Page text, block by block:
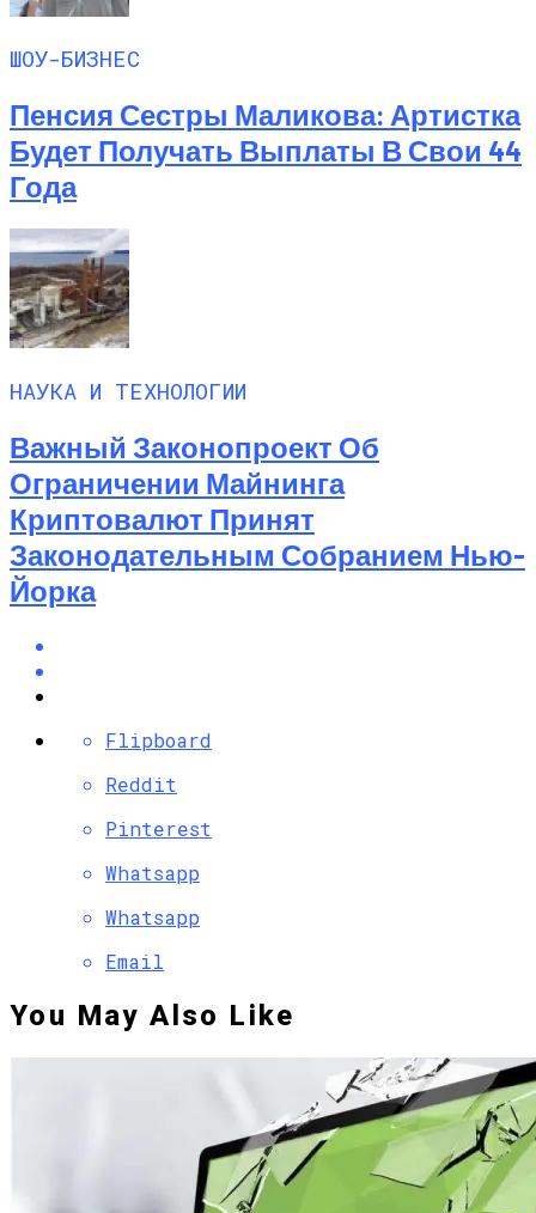
ШОУ-БИЗНЕС
Пенсия Сестры Маликова: Артистка
Будет Получать Выплаты В Свои 44
Года
НАУКА И ТЕХНОЛОГИИ
Важный Законопроект Об
Ограничении Майнинга
Криптовалют Принят
Законодательным Собранием Нью-
Йорка
Flipboard
Reddit
Pinterest
Whatsapp
Whatsapp
Email
You May Also Like